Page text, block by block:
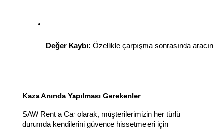
Değer Kaybı: Özellikle çarpışma sonrasında aracın
Kaza Anında Yapılması Gerekenler
SAW Rent a Car olarak, müşterilerimizin her türlü
durumda kendilerini güvende hissetmeleri için